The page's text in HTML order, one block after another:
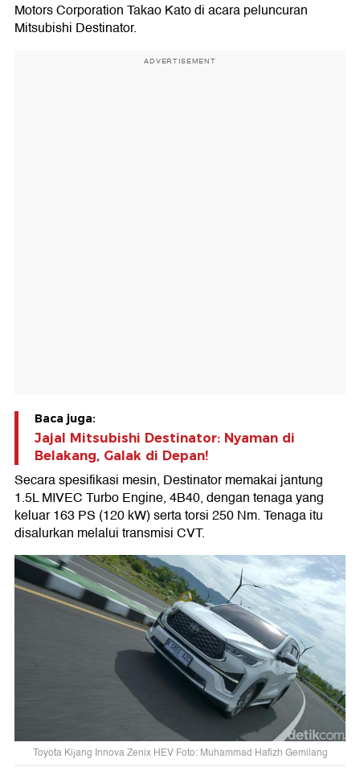
Motors Corporation Takao Kato di acara peluncuran
Mitsubishi Destinator.
ADVERTISEMENT
Baca juga:
Jajal Mitsubishi Destinator: Nyaman di
Belakang, Galak di Depan!
Secara spesifikasi mesin, Destinator memakai jantung
1.5L MIVEC Turbo Engine, 4B40, dengan tenaga yang
keluar 163 PS (120 kW) serta torsi 250 Nm. Tenaga itu
disalurkan melalui transmisi CVT.
Toyota Kijang Innova Zenix HEV Foto: Muhammad Hafizh Gemilang